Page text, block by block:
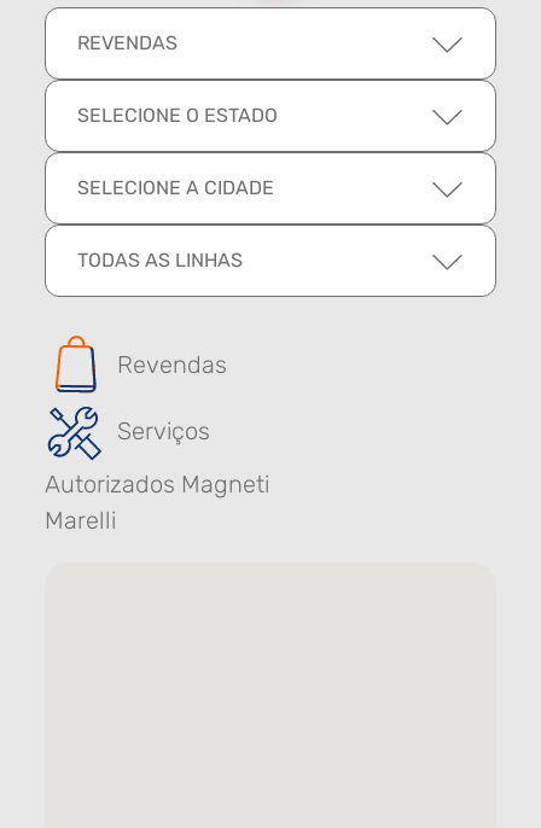
REVENDAS
SELECIONE O ESTADO
SELECIONE A CIDADE
TODAS AS LINHAS
Revendas
Serviços
Autorizados Magneti
Marelli